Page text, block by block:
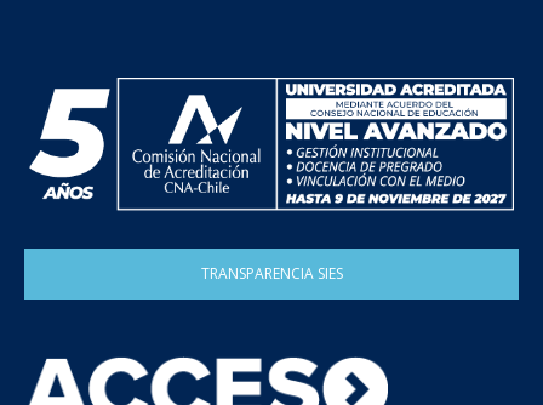
TRANSPARENCIA SIES